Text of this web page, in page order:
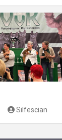
Silfescian